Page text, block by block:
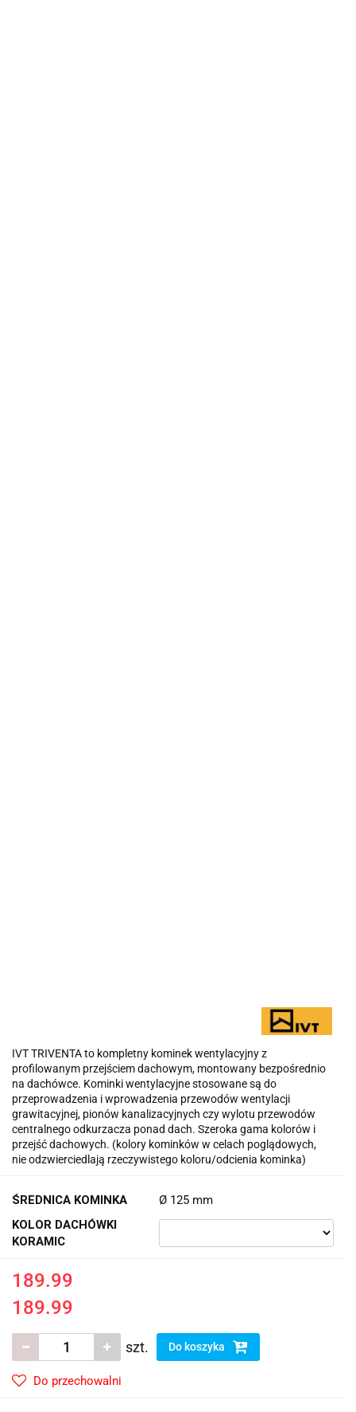
IVT TRIVENTA to kompletny kominek wentylacyjny z
profilowanym przejściem dachowym, montowany bezpośrednio
na dachówce. Kominki wentylacyjne stosowane są do
przeprowadzenia i wprowadzenia przewodów wentylacji
grawitacyjnej, pionów kanalizacyjnych czy wylotu przewodów
centralnego odkurzacza ponad dach. Szeroka gama kolorów i
przejść dachowych. (kolory kominków w celach poglądowych,
nie odzwierciedlają rzeczywistego koloru/odcienia kominka)
ŚREDNICA KOMINKA
Ø 125 mm
KOLOR DACHÓWKI
KORAMIC
189.99
189.99
szt. Do koszyka
Do przechowalni